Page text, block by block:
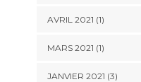
AVRIL 2021 (1)
MARS 2021 (1)
JANVIER 2021 (3)